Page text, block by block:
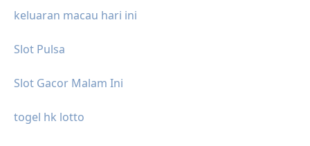
keluaran macau hari ini
Slot Pulsa
Slot Gacor Malam Ini
togel hk lotto